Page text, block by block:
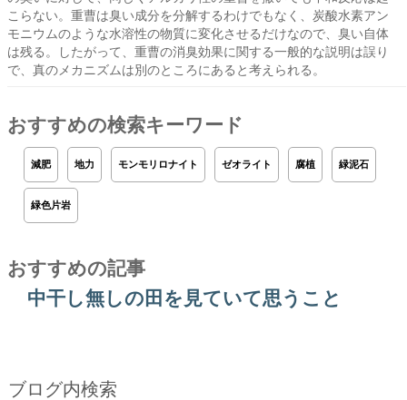
こらない。重曹は臭い成分を分解するわけでもなく、炭酸水素アン
モニウムのような水溶性の物質に変化させるだけなので、臭い自体
は残る。したがって、重曹の消臭効果に関する一般的な説明は誤り
で、真のメカニズムは別のところにあると考えられる。
おすすめの検索キーワード
減肥 地力 モンモリロナイト ゼオライト 腐植 緑泥石
緑色片岩
おすすめの記事
中干し無しの田を見ていて思うこと
ブログ内検索